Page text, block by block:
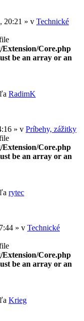
20:21 » v Technické
Core.php
be an array or an
RadimK
» v Príbehy, zážitky
Core.php
be an array or an
rytec
» v Technické
Core.php
be an array or an
Krieg